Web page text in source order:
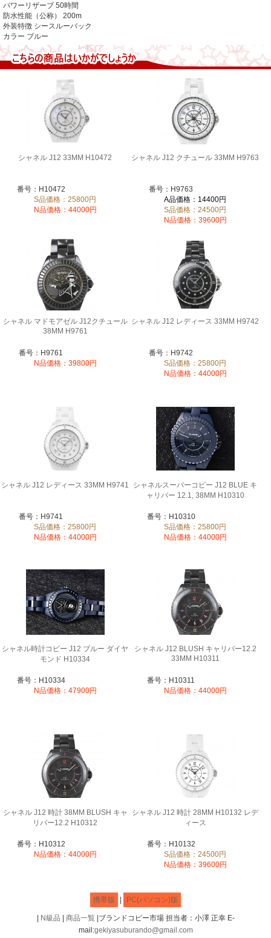
パワーリザーブ 50時間
防水性能（公称） 200m
外装特徴 シースルーバック
カラー ブルー
シャネル J12 33MM H10472
番号：H10472
S品価格：25800円
N品価格：44000円
シャネル J12 クチュール 33MM H9763
番号：H9763
A品価格：14400円
S品価格：24500円
N品価格：39600円
シャネル マドモアゼル J12クチュール
38MM H9761
番号：H9761
N品価格：39800円
シャネル J12 レディース 33MM H9742
番号：H9742
S品価格：25800円
N品価格：44000円
シャネル J12 レディース 33MM H9741
番号：H9741
S品価格：25800円
N品価格：44000円
シャネルスーパーコピー J12 BLUE キ
ャリバー 12.1, 38MM H10310
番号：H10310
S品価格：25800円
N品価格：44000円
シャネル時計コピー J12 ブルー ダイヤ
モンド H10334
番号：H10334
N品価格：47900円
シャネル J12 BLUSH キャリバー12.2
33MM H10311
番号：H10311
N品価格：44000円
シャネル J12 時計 38MM BLUSH キャ
リバー12.2 H10312
番号：H10312
N品価格：44000円
シャネル J12 時計 28MM H10132 レデ
ィース
番号：H10132
S品価格：24500円
N品価格：39600円
携帯版 PC(パソコン)版
N級品 商品一覧|ブランドコピー市場 担当者：小澤 正幸 E-
mail:gekiyasuburando@gmail.com